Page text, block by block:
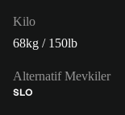
Kilo
68kg / 150lb
Alternatif Mevkiler
SLO